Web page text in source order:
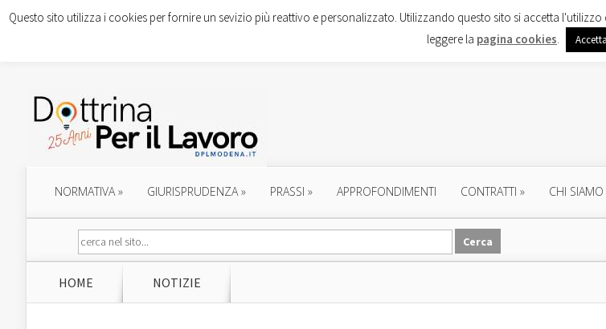
NORMATIVA» GIURISPRUDENZA» PRASSI » APPROFONDIMENTI CONTRATTI » CHI SIAMO
HOME NOTIZIE
Questo sito utilizza i cookies per fornire un sevizio più reattivo e personalizzato. Utilizzando questo sito si accetta
leggere la pagina cookies.